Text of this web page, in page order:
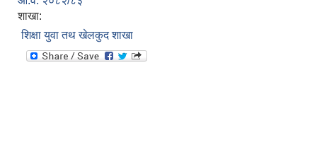
शाखा:
शिक्षा युवा तथ खेलकुद शाखा